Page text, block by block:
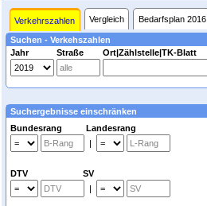
Verkehrszahlen Vergleich Bedarfsplan 2016
Suchen - Verkehszahlen
Jahr
Straße Ort|Zählstelle|TK-Blatt
Suchergebnisse einschränken
Bundesrang Landesrang
|
DTV SV
|